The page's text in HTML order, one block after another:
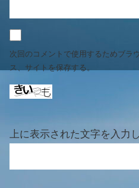
次回のコメントで使用するためブラ
ス、サイトを保存する。
上に表示された文字を入力